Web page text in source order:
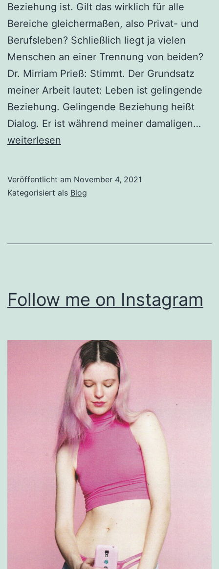
Beziehung ist. Gilt das wirklich für alle
Bereiche gleichermaßen, also Privat- und
Berufsleben? Schließlich liegt ja vielen
Menschen an einer Trennung von beiden?
Dr. Mirriam Prieß: Stimmt. Der Grundsatz
meiner Arbeit lautet: Leben ist gelingende
Beziehung. Gelingende Beziehung heißt
Dialog. Er ist während meiner damaligen…
weiterlesen
Veröffentlicht am November 4, 2021
Kategorisiert als Blog
Follow me on Instagram